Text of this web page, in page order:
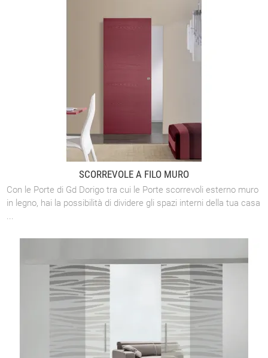
SCORREVOLE A FILO MURO
Con le Porte di Gd Dorigo tra cui le Porte scorrevoli esterno muro
in legno, hai la possibilità di dividere gli spazi interni della tua casa
...